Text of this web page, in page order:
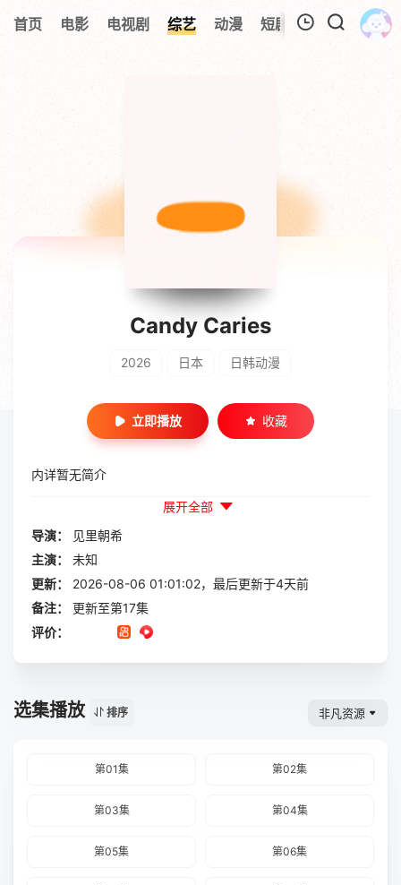
首页 电影 电视剧 综艺 动漫 短剧 今日更新
0
暂无观看影片的记录
Candy Caries
2026 日本 日韩动漫
立即播放 收藏
内详暂无简介
展开全部
导演：
见里朝希
主演：
未知
更新：
2026-08-06 01:01:02，最后更新于4天前
备注：
更新至第17集
评价：
选集播放 排序 非凡资源
第01集 第02集
第03集 第04集
第05集 第06集